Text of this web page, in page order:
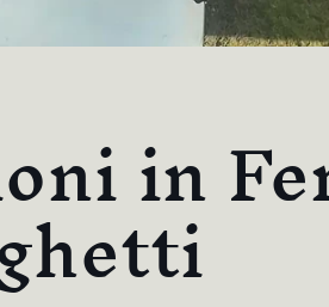
in